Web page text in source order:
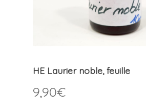
HE Laurier noble, feuille
9,90€